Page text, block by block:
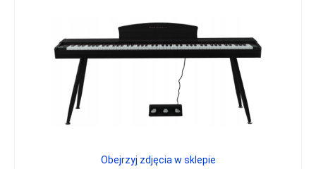
Obejrzyj zdjęcia w sklepie